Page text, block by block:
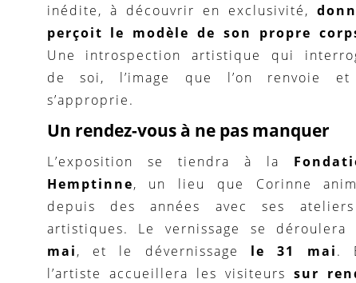
inédite, à découvrir en exclusivité,
perçoit le modèle de son propre
Une introspection artistique qui
de soi, l’image que l’on renvoie
s’approprie.
Un rendez-vous à ne pas manquer
L’exposition se tiendra à la
Hemptinne, un lieu que Corinne
depuis des années avec ses
artistiques. Le vernissage se déroulera
mai, et le dévernissage le 31 mai.
l’artiste accueillera les visiteurssur